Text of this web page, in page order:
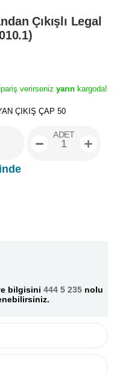
Çıkışlı Legal
verirseniz yarın kargoda!
ÇIKIŞ ÇAP 50
ADET
bilgisini 444 5 235 nolu